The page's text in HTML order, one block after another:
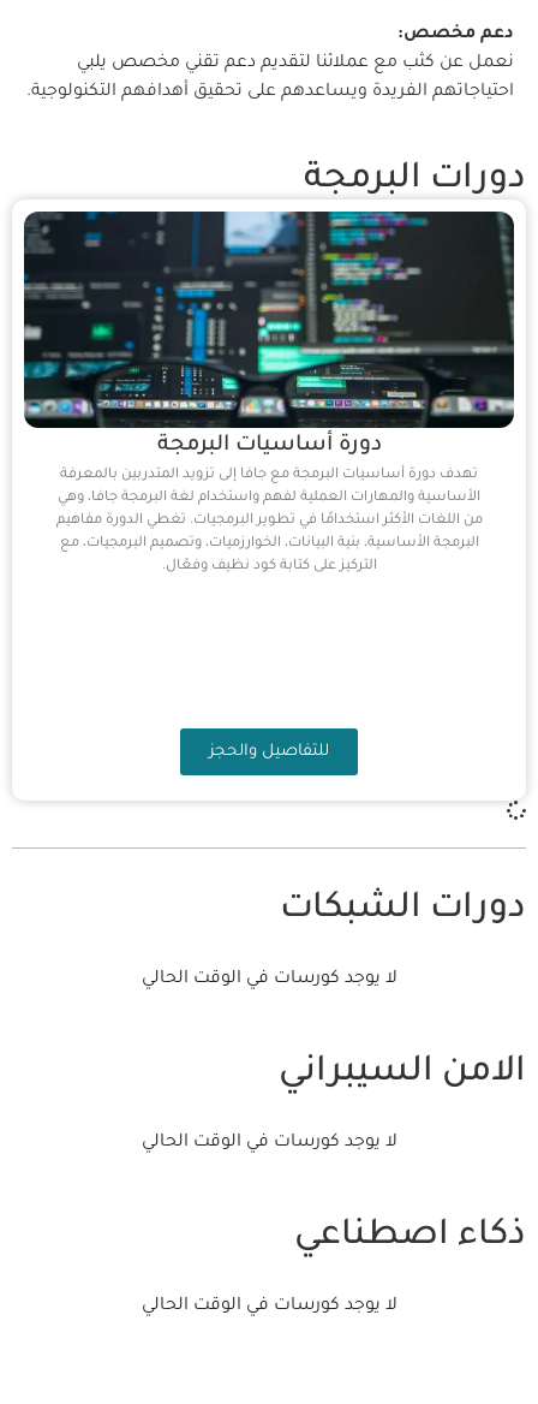
دعم مخصص:
نعمل عن كثب مع عملائنا لتقديم دعم تقني مخصص يلبي
احتياجاتهم الفريدة ويساعدهم على تحقيق أهدافهم التكنولوجية.
دورات البرمجة
دورة أساسيات البرمجة
تهدف دورة أساسيات البرمجة مع جافا إلى تزويد المتدربين بالمعرفة
الأساسية والمهارات العملية لفهم واستخدام لغة البرمجة جافا، وهي
من اللغات الأكثر استخدامًا في تطوير البرمجيات. تغطي الدورة مفاهيم
البرمجة الأساسية، بنية البيانات، الخوارزميات، وتصميم البرمجيات، مع
التركيز على كتابة كود نظيف وفعّال.
للتفاصيل والحجز
دورات الشبكات
لا يوجد كورسات في الوقت الحالي
الامن السيبراني
لا يوجد كورسات في الوقت الحالي
ذكاء اصطناعي
لا يوجد كورسات في الوقت الحالي